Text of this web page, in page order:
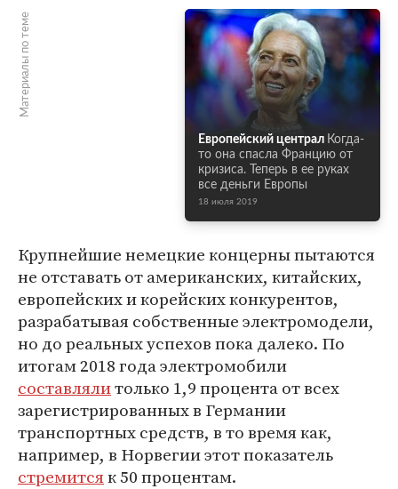
Материалы по теме
Европейский централ Когда-
то она спасла Францию от
кризиса. Теперь в ее руках
все деньги Европы
18 июля 2019
Крупнейшие немецкие концерны пытаются
не отставать от американских, китайских,
европейских и корейских конкурентов,
разрабатывая собственные электромодели,
но до реальных успехов пока далеко. По
итогам 2018 года электромобили
составлялитолько 1,9 процента от всех
зарегистрированных в Германии
транспортных средств, в то время как,
например, в Норвегии этот показатель
стремитсяк 50 процентам.